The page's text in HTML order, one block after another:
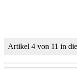
Artikel 4 von 11 in